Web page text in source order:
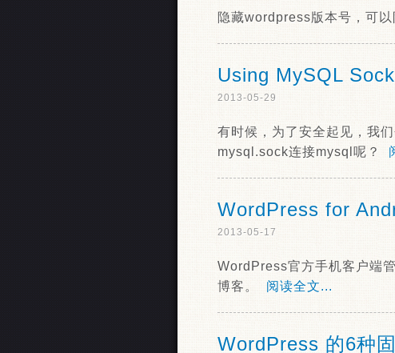
隐藏wordpress版本号，可
Using MySQL
2013-05-29
有时候，为了安全起见，我
mysql.sock连接mysql呢？
WordPress for
2013-05-17
WordPress官方手机客户端
博客。 阅读全文...
WordPress 的6种